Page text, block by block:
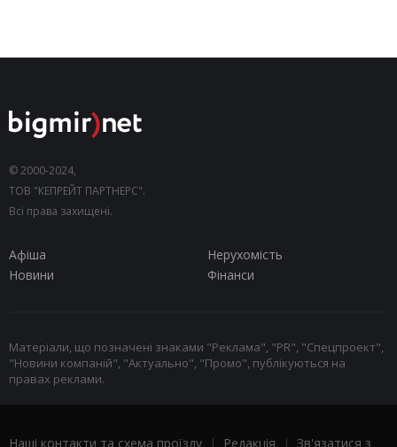
© 2000-2024,
ТОВ "КЕПРЕЙТ ПАРТНЕРС".
Всі права захищені.
Афіша
Нерухомість
Новини
Фінанси
Матеріали, що позначені знаками "Реклама", "PR", "Спецпроект",
"Новини компаній", "Актуально", "Промо", публікуються на
правах реклами.
Наші контакти та схема проїзду | Редакція | Зв'язатися з